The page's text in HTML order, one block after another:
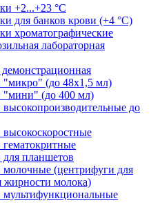
+2...+23 °С
для банков крови (+4 °С)
хроматографические
лабораторная
"микро" (до 48x1,5 мл)
"мини" (до 400 мл)
до
планшетов
(центрифуги для
жирности молока)